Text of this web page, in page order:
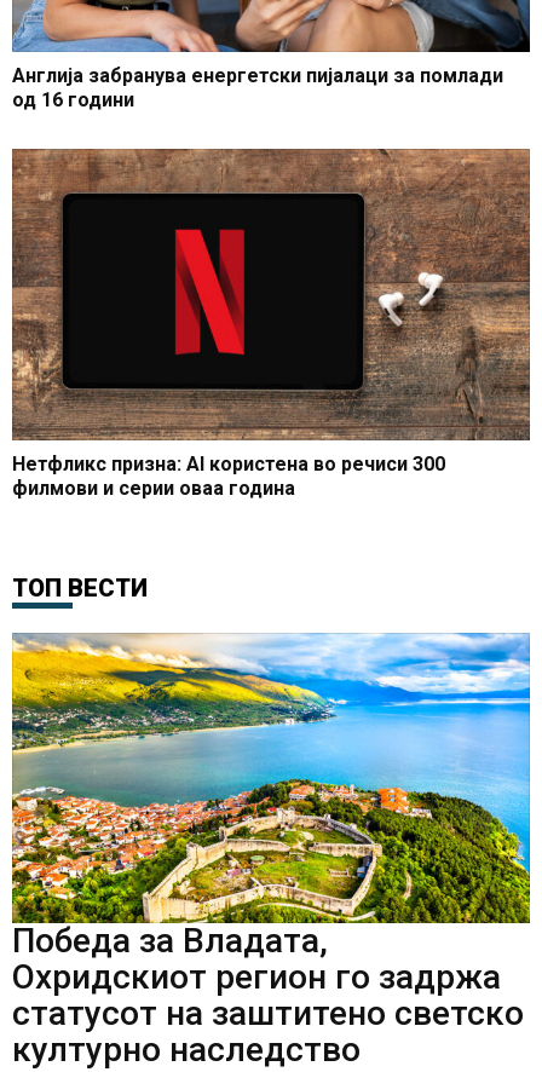
Англија забранува енергетски пијалаци за помлади
од 16 години
Нетфликс призна: AI користена во речиси 300
филмови и серии оваа година
ТОП ВЕСТИ
Победа за Владата,
Охридскиот регион го задржа
статусот на заштитено светско
културно наследство